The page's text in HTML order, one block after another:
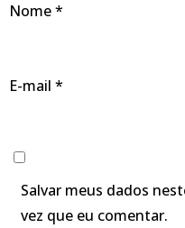
Nome*
E-mail *
Salvar meus dados
vez que eu comentar.